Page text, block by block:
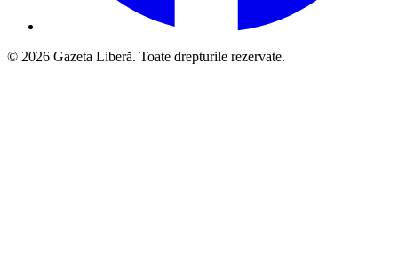
© 2026 Gazeta Liberă. Toate drepturile rezervate.